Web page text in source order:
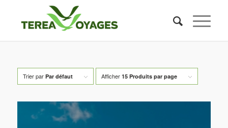
Trier par Par défaut Afficher 15 Produits par page